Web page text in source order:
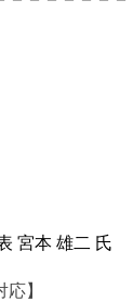
宮本 雄二 氏
】